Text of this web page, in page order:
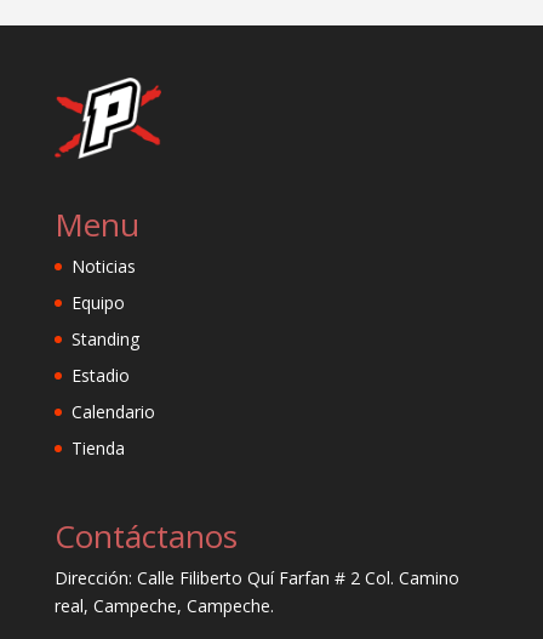
Menu
Noticias
Equipo
Standing
Estadio
Calendario
Tienda
Contáctanos
Dirección: Calle Filiberto Quí Farfan # 2 Col. Camino
real, Campeche, Campeche.